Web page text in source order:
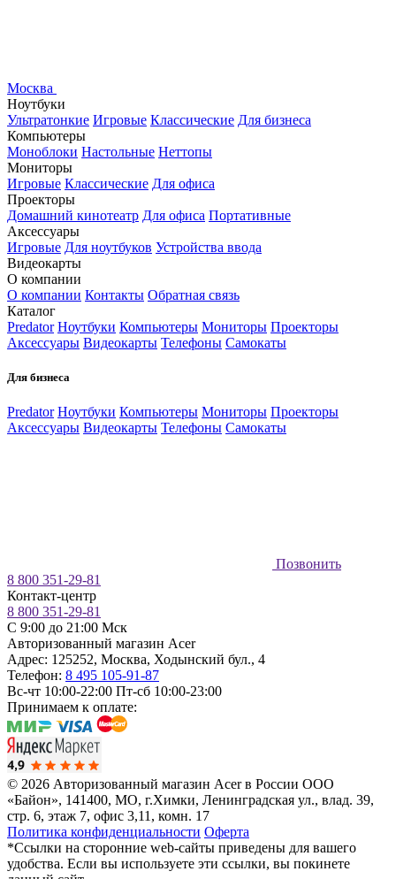
Москва
Ноутбуки
Ультратонкие Игровые Классические Для бизнеса
Компьютеры
Моноблоки Настольные Неттопы
Мониторы
Игровые Классические Для офиса
Проекторы
Домашний кинотеатр Для офиса Портативные
Аксессуары
Игровые Для ноутбуков Устройства ввода
Видеокарты
О компании
О компании Контакты Обратная связь
Каталог
Predator Ноутбуки Компьютеры Мониторы Проекторы
Аксессуары Видеокарты Телефоны Самокаты
Для бизнеса
Predator Ноутбуки Компьютеры Мониторы Проекторы
Аксессуары Видеокарты Телефоны Самокаты
Позвонить
8 800 351-29-81
Контакт-центр
8 800 351-29-81
C 9:00 до 21:00 Мск
Авторизованный магазин Acer
Адрес: 125252, Москва, Ходынский бул., 4
Телефон: 8 495 105-91-87
Вс-чт 10:00-22:00 Пт-сб 10:00-23:00
Принимаем к оплате:
© 2026 Авторизованный магазин Acer в России ООО
«Байон», 141400, МО, г.Химки, Ленинградская ул., влад. 39,
стр. 6, этаж 7, офис 3,11, комн. 17
Политика конфиденциальности Оферта
*Ссылки на сторонние web-сайты приведены для вашего
удобства. Если вы используете эти ссылки, вы покинете